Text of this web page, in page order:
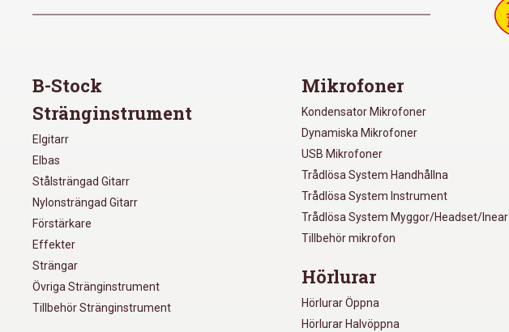
B-Stock
Stränginstrument
Elgitarr
Elbas
Stålsträngad Gitarr
Nylonsträngad Gitarr
Förstärkare
Effekter
Strängar
Övriga Stränginstrument
Tillbehör Stränginstrument
Mikrofoner
Kondensator Mikrofoner
Dynamiska Mikrofoner
USB Mikrofoner
Trådlösa System Handhållna
Trådlösa System Instrument
Trådlösa System Myggor/Headset/Inear
Tillbehör mikrofon
Hörlurar
Hörlurar Öppna
Hörlurar Halvöppna